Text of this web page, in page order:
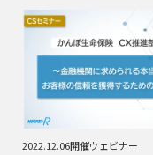
2022.12.06開催ウェビナー